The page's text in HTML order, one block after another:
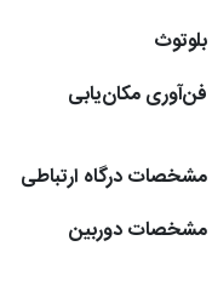
بلوتوث
فن‌آوری مکان‌یابی
مشخصات درگاه ارتباطی
مشخصات دوربین